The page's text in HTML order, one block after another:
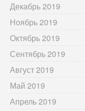
Декабрь 2019
Ноябрь 2019
Октябрь 2019
Сентябрь 2019
Август 2019
Май 2019
Апрель 2019